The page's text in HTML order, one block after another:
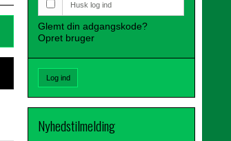
Husk log ind
Glemt din adgangskode?
Opret bruger
Log ind
Nyhedstilmelding